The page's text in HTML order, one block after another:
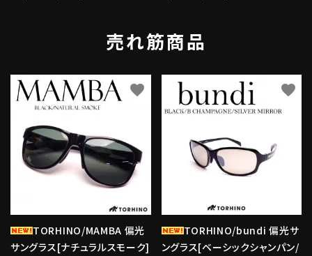
売れ筋商品
TORHINO/MAMBA 偏光
サングラス[ナチュラルスモーク]
favorite
TORHINO/bundi 偏光サ
ングラス[ベーシックシャンパン/
favorite